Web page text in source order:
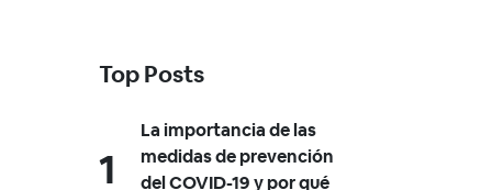
Top Posts
La importancia de las
medidas de prevención
del COVID-19 y por qué